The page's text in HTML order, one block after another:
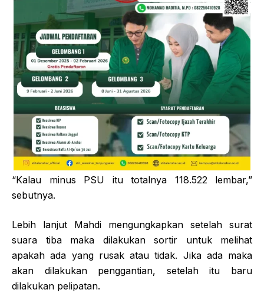
“Kalau minus PSU itu totalnya 118.522 lembar,”
sebutnya.
Lebih lanjut Mahdi mengungkapkan setelah surat
suara tiba maka dilakukan sortir untuk melihat
apakah ada yang rusak atau tidak. Jika ada maka
akan dilakukan penggantian, setelah itu baru
dilakukan pelipatan.